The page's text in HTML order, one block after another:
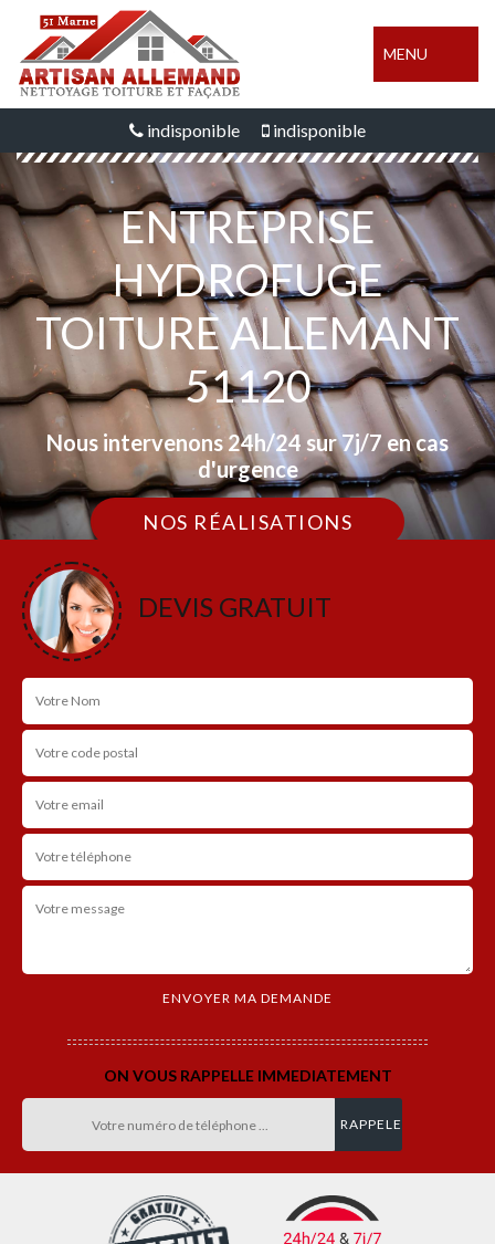
MENU
indisponible indisponible
ENTREPRISE
HYDROFUGE
TOITURE ALLEMANT
51120
Nous intervenons 24h/24 sur 7j/7 en cas
d'urgence
NOS RÉALISATIONS
DEVIS GRATUIT
ON VOUS RAPPELLE IMMEDIATEMENT